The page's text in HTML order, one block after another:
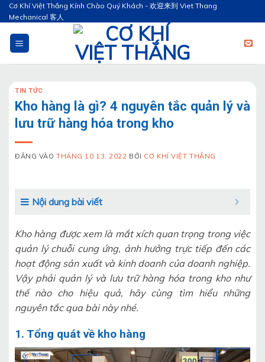
Bỏ
qua
nội
dung
Cơ Khí Việt Thắng Kính Chào Quý Khách - 欢迎来到 Viet Thang
Mechanical 客人
TIN TỨC
Kho hàng là gì? 4 nguyên tắc quản lý và
lưu trữ hàng hóa trong kho
ĐĂNG VÀOTHÁNG 10 13, 2022 BỞI CƠ KHÍ VIỆT THẮNG
Nội dung bài viết
Kho hàng được xem là mắt xích quan trọng trong việc
quản lý chuỗi cung ứng, ảnh hưởng trực tiếp đến các
hoạt động sản xuất và kinh doanh của doanh nghiệp.
Vậy phải quản lý và lưu trữ hàng hóa trong kho như
thế nào cho hiệu quả, hãy cùng tìm hiểu những
nguyên tắc qua bài này nhé.
1. Tổng quát về kho hàng